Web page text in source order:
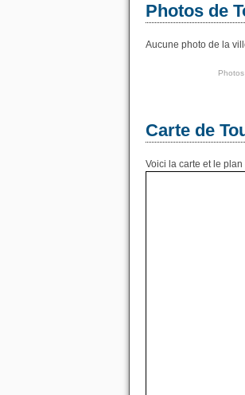
Photos de
Aucune photo de la
Carte de
Voici la carte et le